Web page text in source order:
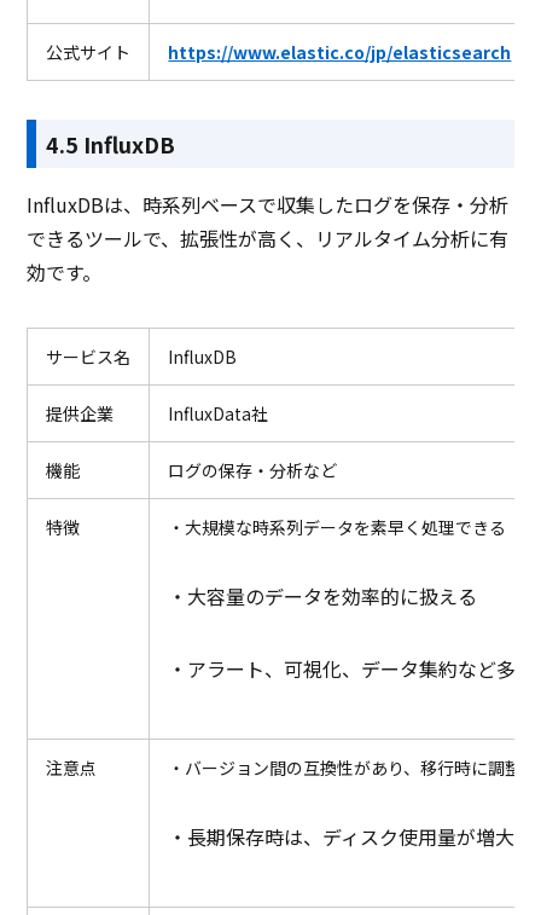
公式サイト https://www.elastic.co/jp/elasticsearch
4.5 InfluxDB
InfluxDBは、時系列ベースで収集したログを保存・分析
できるツールで、拡張性が高く、リアルタイム分析に有
効です。
サービス名 InfluxDB
提供企業 InfluxData社
機能 ログの保存・分析など
特徴 ・大規模な時系列データを素早く処理できる
・大容量のデータを効率的に扱える
・アラート、可視化、データ集約など多
注意点 ・バージョン間の互換性があり、移行時に調整
・長期保存時は、ディスク使用量が増大